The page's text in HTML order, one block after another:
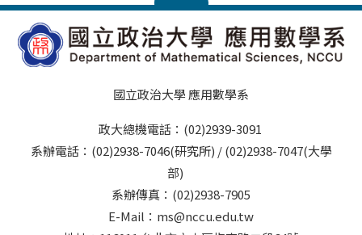
國立政治大學 應用數學系
政大總機電話：(02)2939-3091
系辦電話：(02)2938-7046(研究所) / (02)2938-7047(大學
部)
系辦傳真：(02)2938-7905
E-Mail：ms@nccu.edu.tw